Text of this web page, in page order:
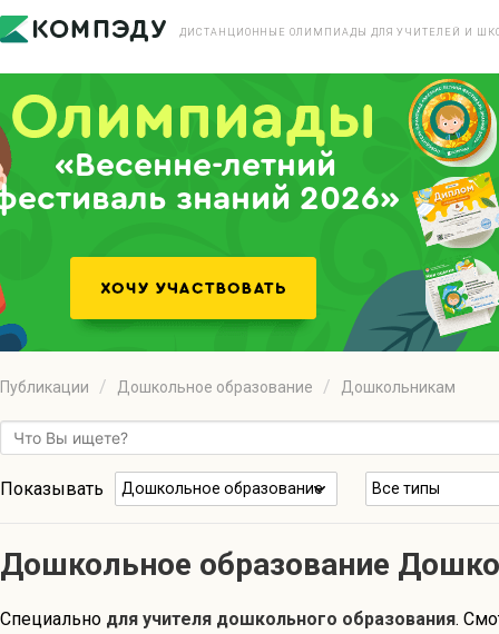
ДИСТАНЦИОННЫЕ ОЛИМПИАДЫ ДЛЯ УЧИТЕЛЕЙ И
«Весенне-летний
знаний 2026»
Публикации Дошкольное образование Дошкольникам
Показывать Дошкольное образование Все типы
Дошкольное образование
Специально для учителя дошкольного образования.